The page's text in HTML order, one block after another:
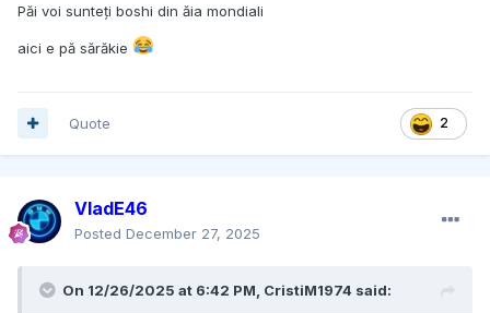
Păi voi sunteți boshi din ăia mondiali
aici e pă sărăkie
2
Quote
VladE46
Posted December 27, 2025
On 12/26/2025 at 6:42 PM, CristiM1974 said: